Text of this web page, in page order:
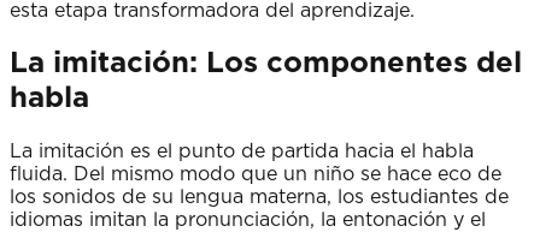
esta etapa transformadora del aprendizaje.
La imitación: Los componentes del
habla
La imitación es el punto de partida hacia el habla
fluida. Del mismo modo que un niño se hace eco de
los sonidos de su lengua materna, los estudiantes de
idiomas imitan la pronunciación, la entonación y el